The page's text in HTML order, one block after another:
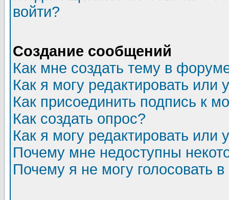
войти?
Создание сообщений
Как мне создать тему в
Как я могу редактировать или
Как присоединить подпись к
Как создать опрос?
Как я могу редактировать или
Почему мне недоступны
Почему я не могу голосовать